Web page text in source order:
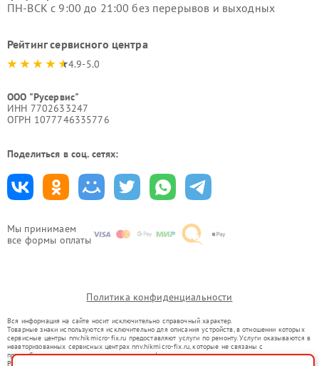
Мы принимаем
все формы оплаты
ПН-ВСК с 9:00 до 21:00 без перерывов и выходных
Рейтинг сервисного центра
4.9-5.0
ООО "Русервис"
ИНН 7702633247
ОГРН 1077746335776
Поделиться в соц. сетях:
Политика конфиденциальности
Вся информация на сайте носит исключительно справочный характер.
Товарные знаки используются исключительно для описания устройств, в отношении которых
сервисные центры nnv.hikmicro-fix.ru предоставляют услуги по ремонту. Услуги оказываются в
неавторизованных сервисных центрах nnv.hikmicro-fix.ru, которые не связаны с
правообладателями товарных знаков или их официальными представителями.
Ремонт осуществляется для устройств, уже введенных в гражданский оборот в соответствии